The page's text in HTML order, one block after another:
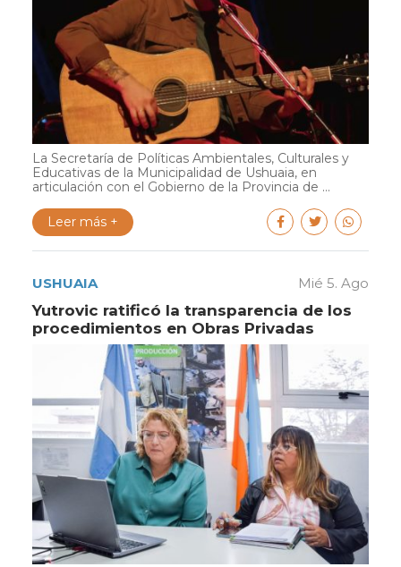
La Secretaría de Políticas Ambientales, Culturales y
Educativas de la Municipalidad de Ushuaia, en
articulación con el Gobierno de la Provincia de ...
Leer más +
USHUAIA Mié 5. Ago
Yutrovic ratificó la transparencia de los
procedimientos en Obras Privadas